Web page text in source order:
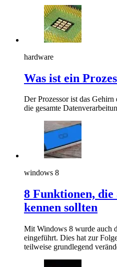
hardware
Was ist ein
Der Prozessor ist das
die gesamte
windows 8
8 Funktionen, die
kennen sollten
Mit Windows 8 wurde auch
eingeführt. Dies hat zur
teilweise grundlegend